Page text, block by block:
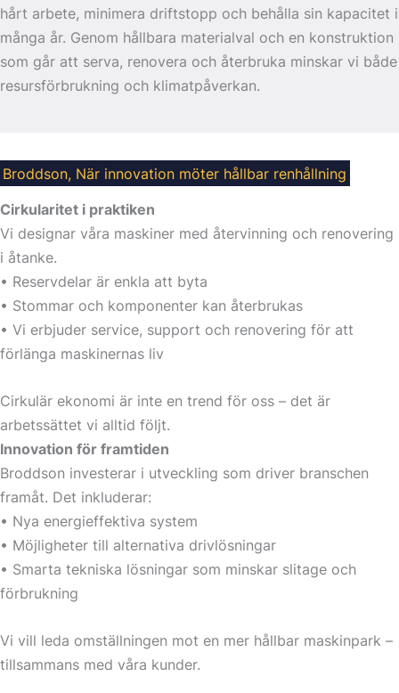
hårt arbete, minimera driftstopp och behålla sin kapacitet i
många år. Genom hållbara materialval och en konstruktion
som går att serva, renovera och återbruka minskar vi både
resursförbrukning och klimatpåverkan.
Broddson, När innovation möter hållbar renhållning
Cirkularitet i praktiken
Vi designar våra maskiner med återvinning och renovering
i åtanke.
• Reservdelar är enkla att byta
• Stommar och komponenter kan återbrukas
• Vi erbjuder service, support och renovering för att
förlänga maskinernas liv
Cirkulär ekonomi är inte en trend för oss – det är
arbetssättet vi alltid följt.
Innovation för framtiden
Broddson investerar i utveckling som driver branschen
framåt. Det inkluderar:
• Nya energieffektiva system
• Möjligheter till alternativa drivlösningar
• Smarta tekniska lösningar som minskar slitage och
förbrukning
Vi vill leda omställningen mot en mer hållbar maskinpark –
tillsammans med våra kunder.